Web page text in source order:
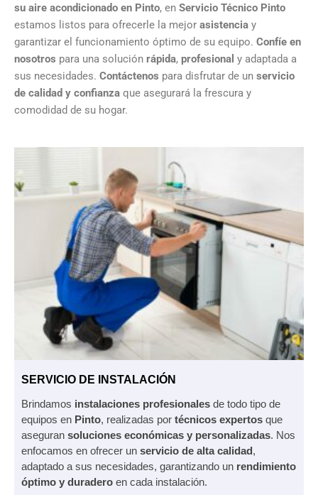
su aire acondicionado en Pinto, en Servicio Técnico Pinto
estamos listos para ofrecerle la mejor asistencia y
garantizar el funcionamiento óptimo de su equipo. Confíe en
nosotros para una solución rápida, profesional y adaptada a
sus necesidades. Contáctenos para disfrutar de un servicio
de calidad y confianza que asegurará la frescura y
comodidad de su hogar.
SERVICIO DE INSTALACIÓN
Brindamos instalaciones profesionales de todo tipo de
equipos en Pinto, realizadas por técnicos expertos que
aseguran soluciones económicas y personalizadas. Nos
enfocamos en ofrecer un servicio de alta calidad,
adaptado a sus necesidades, garantizando un rendimiento
óptimo y duradero en cada instalación.